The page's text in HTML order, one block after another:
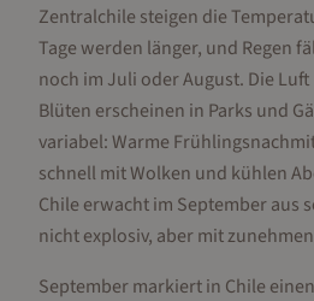
Zentralchile steigen die
Tage werden länger, und Regen
noch im Juli oder August. Die
Blüten erscheinen in Parks und
variabel: Warme
schnell mit Wolken und kühlen
Chile erwacht im September aus
nicht explosiv, aber mit
September markiert in Chile